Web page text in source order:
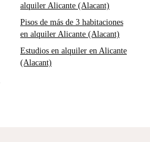
alquiler Alicante (Alacant)
Pisos de más de 3 habitaciones
en alquiler Alicante (Alacant)
Estudios en alquiler en Alicante
(Alacant)